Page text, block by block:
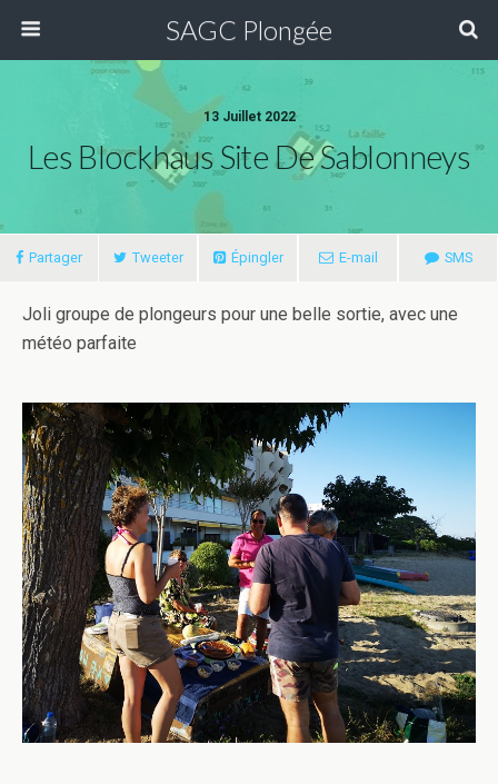
SAGC Plongée
13 Juillet 2022
Les Blockhaus Site De Sablonneys
Partager Tweeter Épingler E-mail SMS
Joli groupe de plongeurs pour une belle sortie, avec une
météo parfaite